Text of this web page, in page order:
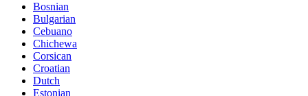
Bosnian
Bulgarian
Cebuano
Chichewa
Corsican
Croatian
Dutch
Estonian